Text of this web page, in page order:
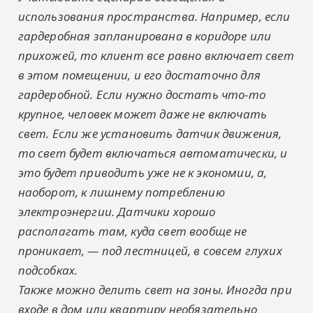
использования пространства. Например, если
гардеробная запланирована в коридоре или
прихожей, то клиент все равно включает свет
в этом помещении, и его достаточно для
гардеробной. Если нужно достать что-то
крупное, человек может даже не включать
свет. Если же установить датчик движения,
то свет будет включаться автоматически, и
это будет приводить уже не к экономии, а,
наоборот, к лишнему потреблению
электроэнергии. Датчики хорошо
располагать там, куда свет вообще не
проникает, — под лестницей, в совсем глухих
подсобках.
Также можно делить свет на зоны. Иногда при
входе в дом или квартиру необязательно